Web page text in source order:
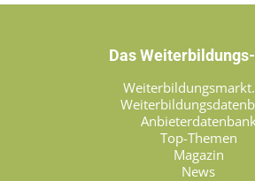
Das
Top-Themen
Magazin
News